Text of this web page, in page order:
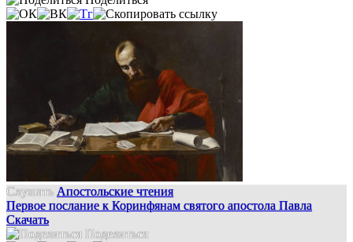
Слушать Апостольские чтения
Первое послание к Коринфянам святого апостола Павла
Скачать
Поделиться